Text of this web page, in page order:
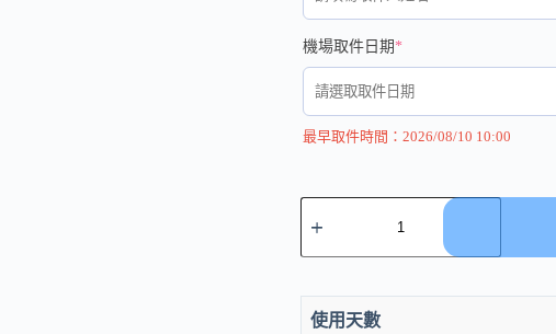
機場取件日期 *
最早取件時間：2026/08/10 10:00
球
多
上
網使用天數